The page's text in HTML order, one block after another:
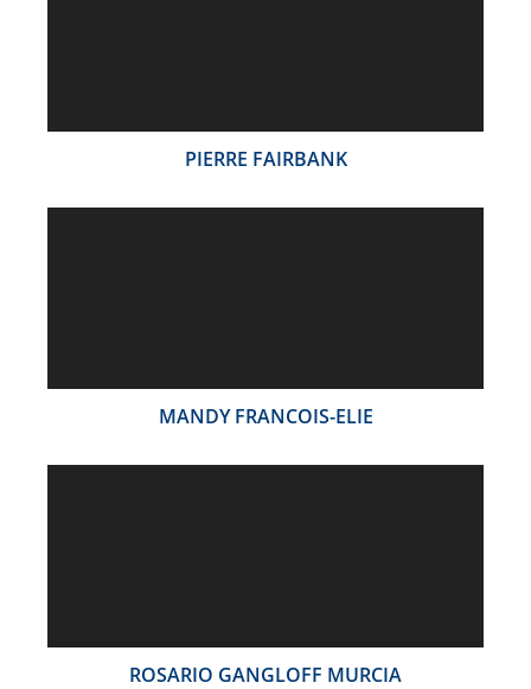
PIERRE FAIRBANK
MANDY FRANCOIS-ELIE
ROSARIO GANGLOFF MURCIA